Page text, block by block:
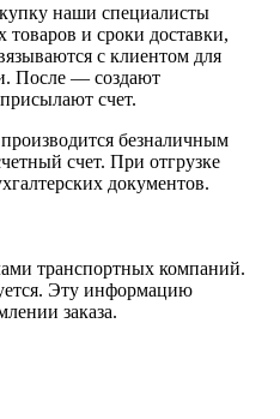
наши специалисты
и сроки доставки,
с клиентом для
После — создают
счет.
безналичным
счет. При отгрузке
документов.
транспортных компаний.
Эту информацию
заказа.